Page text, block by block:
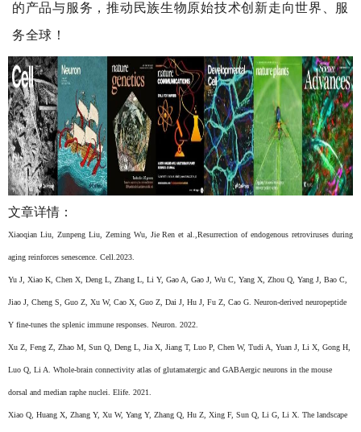
的产品与服务，推动民族生物原始技术创新走向世界、服
务全球！
文章详情：
Xiaoqian Liu, Zunpeng Liu, Zeming Wu, Jie Ren et al.,Resurrection of endogenous retroviruses during
aging reinforces senescence. Cell.2023.
Yu J, Xiao K, Chen X, Deng L, Zhang L, Li Y, Gao A, Gao J, Wu C, Yang X, Zhou Q, Yang J, Bao C,
Jiao J, Cheng S, Guo Z, Xu W, Cao X, Guo Z, Dai J, Hu J, Fu Z, Cao G. Neuron-derived neuropeptide
Y fine-tunes the splenic immune responses. Neuron. 2022.
Xu Z, Feng Z, Zhao M, Sun Q, Deng L, Jia X, Jiang T, Luo P, Chen W, Tudi A, Yuan J, Li X, Gong H,
Luo Q, Li A. Whole-brain connectivity atlas of glutamatergic and GABAergic neurons in the mouse
dorsal and median raphe nuclei. Elife. 2021.
Xiao Q, Huang X, Zhang Y, Xu W, Yang Y, Zhang Q, Hu Z, Xing F, Sun Q, Li G, Li X. The landscape